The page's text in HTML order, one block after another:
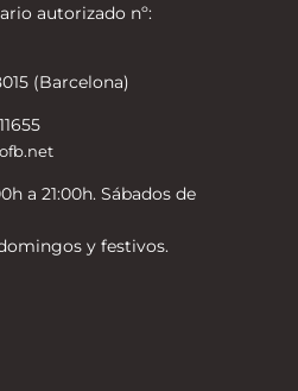
autorizado nº:
(Barcelona)
a 21:00h. Sábados de
y festivos.